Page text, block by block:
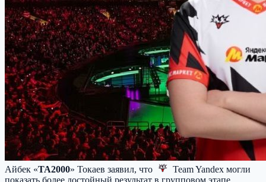
Айбек «TA2000» Токаев заявил, что Team Yandex могли